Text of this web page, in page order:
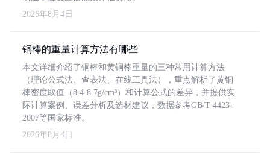
2026年8月4日
铜棒的重量计算方法有哪些
本文详细介绍了铜棒和黄铜棒重量的三种常用计算方法
（理论公式法、查表法、在线工具法），重点解析了黄铜
棒密度取值（8.4-8.7g/cm³）和计算公式的差异，并提供实
际计算案例、误差分析及选材建议，数据参考GB/T 4423-
2007等国家标准。
2026年8月4日